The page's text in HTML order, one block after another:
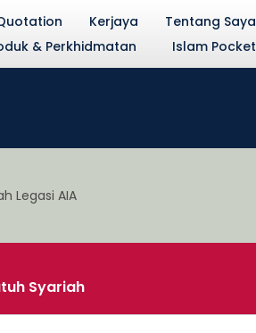
Kerjaya
Tentang Saya
& Perkhidmatan Islam Pocket
Syariah